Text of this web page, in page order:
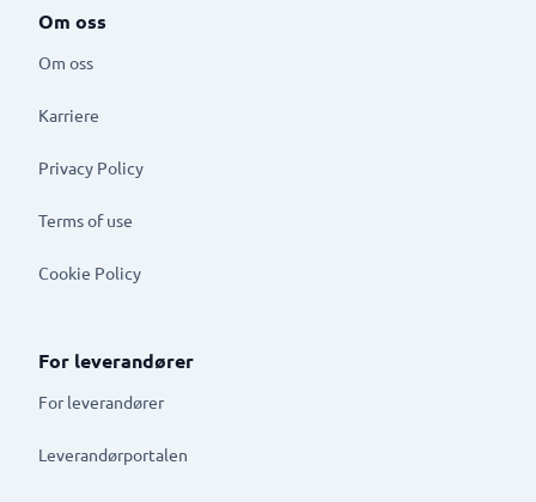
Om oss
Om oss
Karriere
Privacy Policy
Terms of use
Cookie Policy
For leverandører
For leverandører
Leverandørportalen